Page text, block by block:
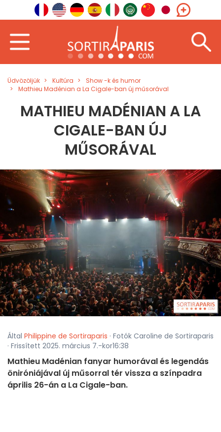
Üdvözöljük Kultúra
Show -k és humor
Mathieu Madénian a La Cigale-ban új műsorával
MATHIEU MADÉNIAN A LA
CIGALE-BAN ÚJ
MŰSORÁVAL
Által Philippine de Sortiraparis · Fotók Caroline de Sortiraparis
· Frissített 2025. március 7.-kor16:38
Mathieu Madénian fanyar humorával és legendás
öniróniájával új műsorral tér vissza a színpadra
április 26-án a La Cigale-ban.